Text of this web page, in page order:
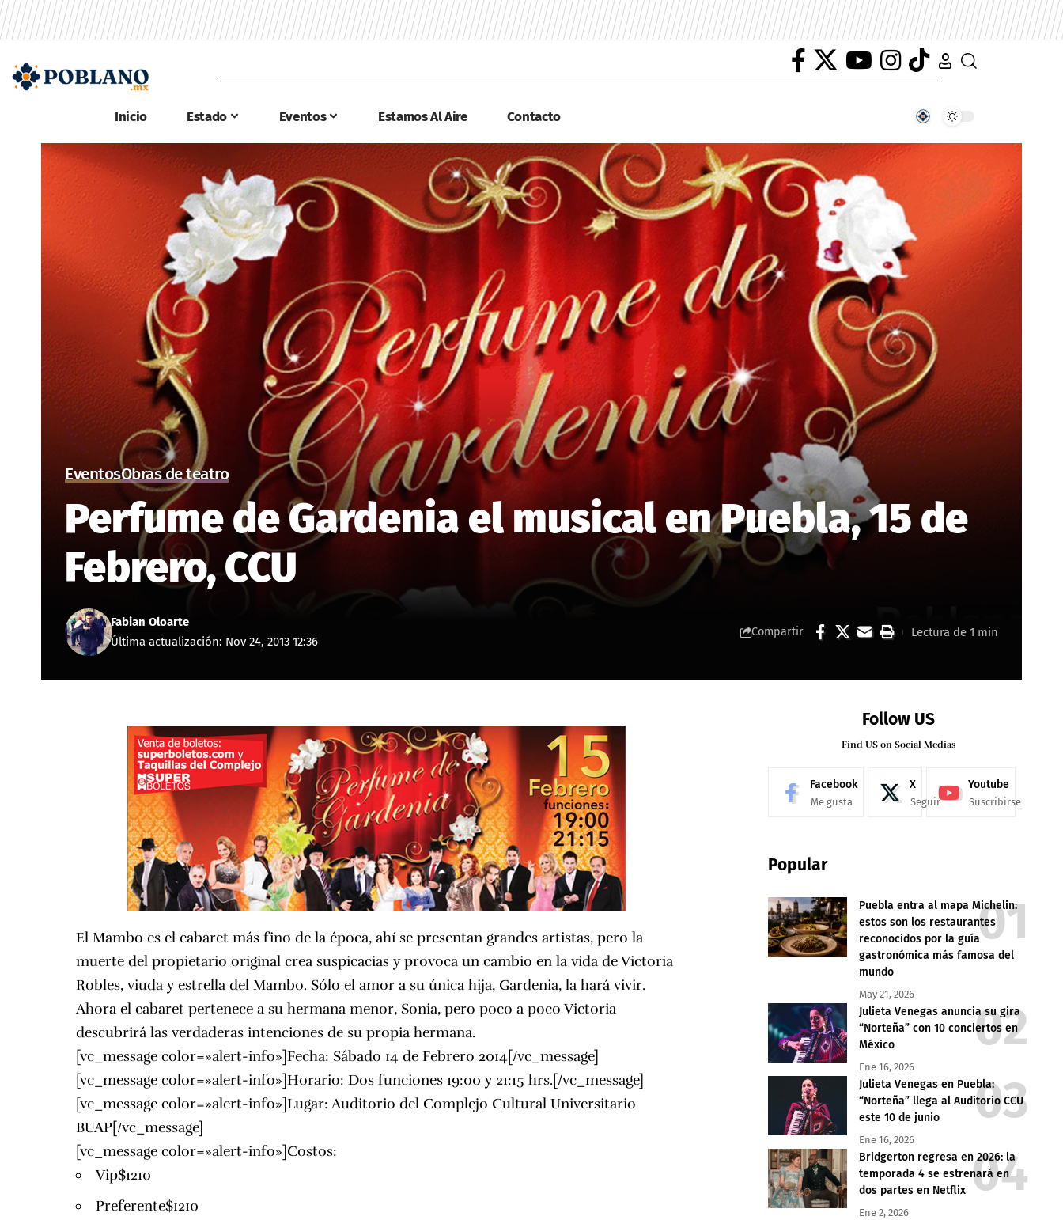
Inicio Estado Eventos Estamos Al Aire Contacto
EventosObras de teatro
Perfume de Gardenia el musical en Puebla, 15 de
Febrero, CCU
Última actualización: Nov 24, 2013 12:36
Fabian Oloarte
Compartir Lectura de 1 min
El Mambo es el cabaret más fino de la época, ahí se presentan grandes artistas, pero la
muerte del propietario original crea suspicacias y provoca un cambio en la vida de Victoria
Robles, viuda y estrella del Mambo. Sólo el amor a su única hija, Gardenia, la hará vivir.
Ahora el cabaret pertenece a su hermana menor, Sonia, pero poco a poco Victoria
descubrirá las verdaderas intenciones de su propia hermana.
[vc_message color=»alert-info»]Fecha: Sábado 14 de Febrero 2014[/vc_message]
[vc_message color=»alert-info»]Horario: Dos funciones 19:00 y 21:15 hrs.[/vc_message]
[vc_message color=»alert-info»]Lugar: Auditorio del Complejo Cultural Universitario
BUAP[/vc_message]
[vc_message color=»alert-info»]Costos:
Vip$1210
Preferente$1210
Follow US
Find US on Social Medias
Facebook
Me gusta
X
Seguir
Youtube
Suscribirse
Popular
Puebla entra al mapa Michelin:
estos son los restaurantes
reconocidos por la guía
gastronómica más famosa del
mundo
May 21, 2026
Julieta Venegas anuncia su gira
“Norteña” con 10 conciertos en
México
Ene 16, 2026
Julieta Venegas en Puebla:
“Norteña” llega al Auditorio CCU
este 10 de junio
Ene 16, 2026
Bridgerton regresa en 2026: la
temporada 4 se estrenará en
dos partes en Netflix
Ene 2, 2026